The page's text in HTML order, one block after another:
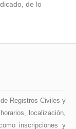
de lo
Registros Civiles y
localización,
inscripciones y